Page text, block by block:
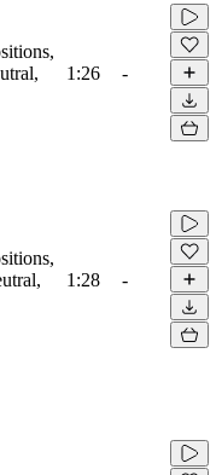
1:26 -
1:28 -